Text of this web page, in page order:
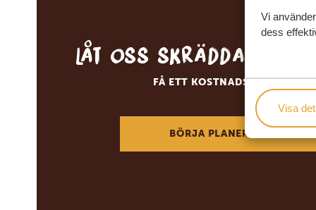
Vi
dess
Visa
Låt oss skräddarsy
FÅ ETT KOSTNADSFRITT
BÖRJA PLANERA DIN